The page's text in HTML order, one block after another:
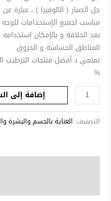
جل الصبار ( الالوفيرا ) ، عبارة
مناسب لجميع الإستخدامات
بعد الحلاقة و بالإمكان
المناطق الحساسة و الحروق
%
إضافة إلى
التصنيف: العناية بالجسم والبشرة